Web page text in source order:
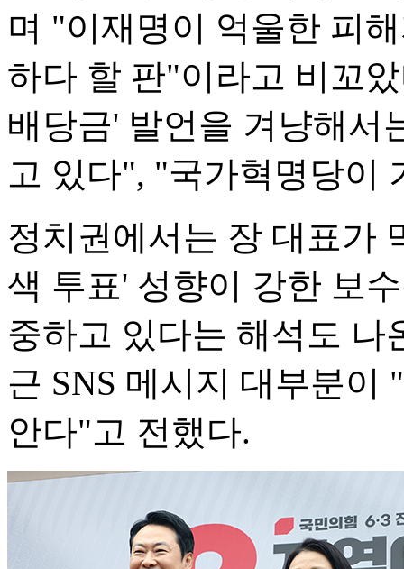
며 "이재명이 억울한 피
하다 할 판"이라고 비꼬
배당금' 발언을 겨냥해서
고 있다", "국가혁명당이
정치권에서는 장 대표가
색 투표' 성향이 강한 보
중하고 있다는 해석도 나
근 SNS 메시지 대부분이
안다"고 전했다.